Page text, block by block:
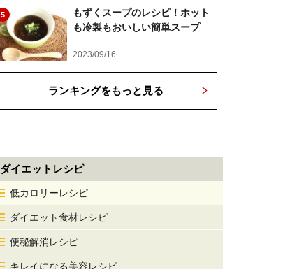
5
もずくスープのレシピ！ホット
も冷製もおいしい簡単スープ
2023/09/16
ランキングをもっと見る
ダイエットレシピ
低カロリーレシピ
ダイエット食材レシピ
便秘解消レシピ
キレイになる美容レシピ